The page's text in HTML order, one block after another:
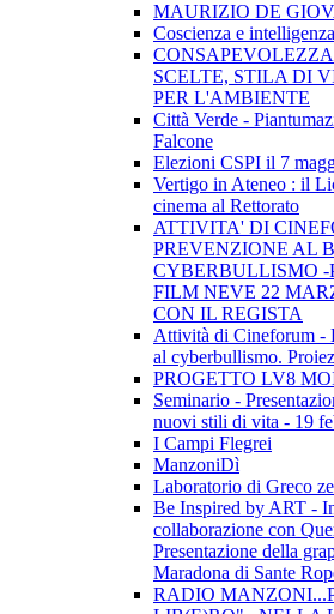
MAURIZIO DE
Coscienza e
SCELTE, STILA DI
PER L'AMBIENTE
Città Verde -
Falcone
Elezioni CSPI il 7
Vertigo in Ateneo : il
cinema al Rettorato
ATTIVITA' DI
PREVENZIONE AL
CYBERBULLISMO -
FILM NEVE 22
CON IL REGISTA
Attività di Cineforum -
al cyberbullismo.
PROGETTO LV8
Seminario -
nuovi stili di vita - 19
I Campi Flegrei
ManzoniDì
Laboratorio di Greco
Be Inspired by ART -
collaborazione con
Presentazione della
Maradona di Sante
RADIO